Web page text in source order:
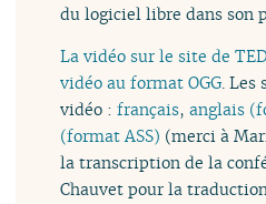
du logiciel libre dans son
La vidéo sur le site de
vidéo au format OGG. Les
vidéo :français,anglais
(format ASS) (merci à
la transcription de la
Chauvet pour la